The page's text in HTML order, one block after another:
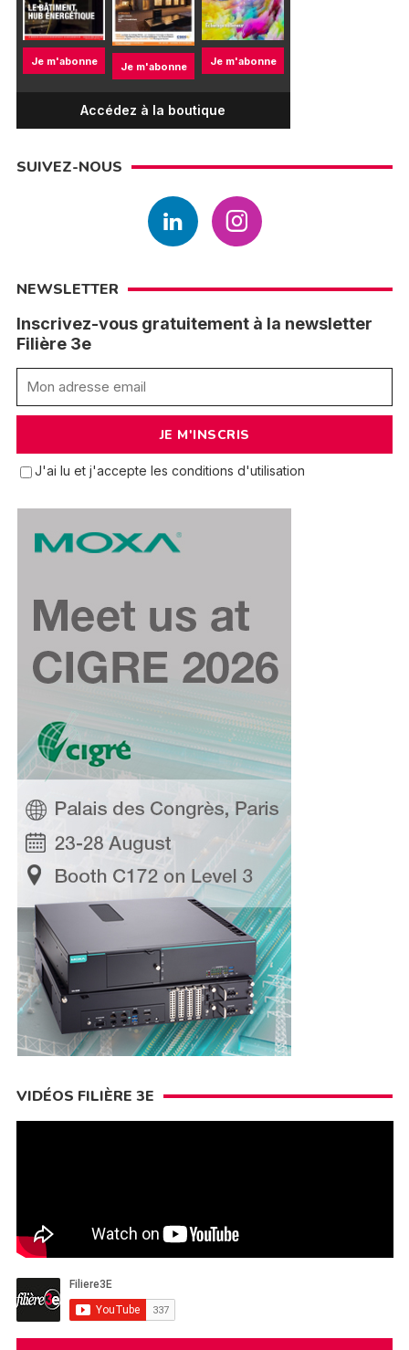
Je m'abonne Je m'abonne Je m'abonne
Accédez à la boutique
SUIVEZ-NOUS
NEWSLETTER
Inscrivez-vous gratuitement à la newsletter
Filière 3e
J'ai lu et j'accepte les conditions d'utilisation
VIDÉOS FILIÈRE 3E